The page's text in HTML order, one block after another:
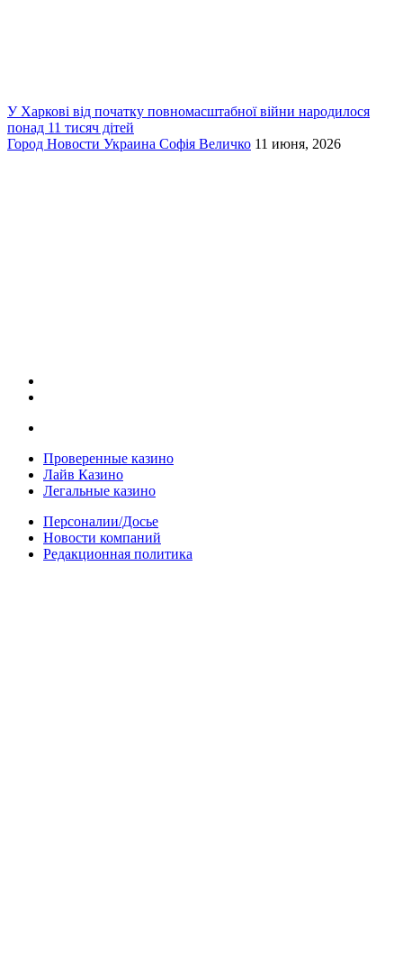
У Харкові від початку повномасштабної війни народилося
понад 11 тисяч дітей
Город Новости Украина Софія Величко 11 июня, 2026
Проверенные казино
Лайв Казино
Легальные казино
Персоналии/Досье
Новости компаний
Редакционная политика